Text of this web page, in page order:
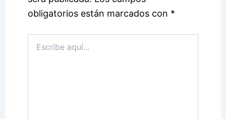
obligatorios están marcados con *
aquí...